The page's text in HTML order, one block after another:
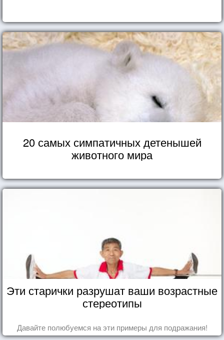
20 самых симпатичных детенышей
животного мира
Эти старички разрушат ваши возрастные
стереотипы
Давайте полюбуемся на эти примеры для подражания!